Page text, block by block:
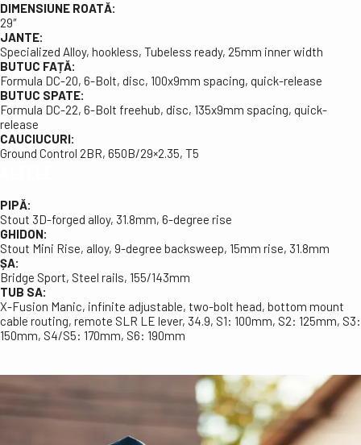
DIMENSIUNE ROATĂ:
29″
JANTE:
Specialized Alloy, hookless, Tubeless ready, 25mm inner width
BUTUC FAȚĂ:
Formula DC-20, 6-Bolt, disc, 100x9mm spacing, quick-release
BUTUC SPATE:
Formula DC-22, 6-Bolt freehub, disc, 135x9mm spacing, quick-
release
CAUCIUCURI:
Ground Control 2BR, 650B/29×2.35, T5
PIPĂ:
Stout 3D-forged alloy, 31.8mm, 6-degree rise
GHIDON:
Stout Mini Rise, alloy, 9-degree backsweep, 15mm rise, 31.8mm
ȘA:
Bridge Sport, Steel rails, 155/143mm
TUB SA:
X-Fusion Manic, infinite adjustable, two-bolt head, bottom mount
cable routing, remote SLR LE lever, 34.9, S1: 100mm, S2: 125mm, S3:
150mm, S4/S5: 170mm, S6: 190mm